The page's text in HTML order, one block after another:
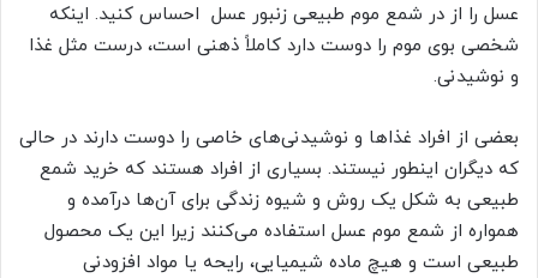
عسل را از در شمع موم طبیعی زنبور عسل احساس کنید. اینکه
شخصی بوی موم را دوست دارد کاملاً ذهنی است، درست مثل غذا
و نوشیدنی.
بعضی از افراد غذاها و نوشیدنی‌های خاصی را دوست دارند در حالی
که دیگران اینطور نیستند. بسیاری از افراد هستند که خرید شمع
طبیعی به شکل یک روش و شیوه زندگی برای آن‌ها درآمده و
همواره از شمع موم عسل استفاده می‌کنند زیرا این یک محصول
طبیعی است و هیچ ماده شیمیایی، رایحه یا مواد افزودنی